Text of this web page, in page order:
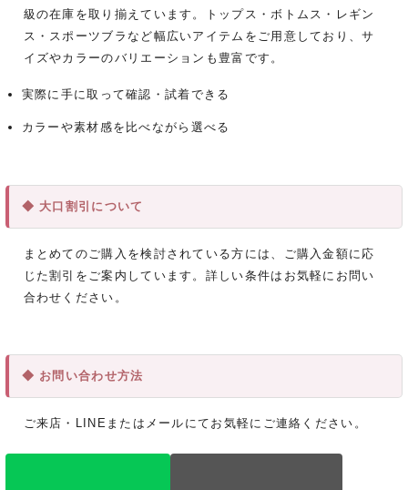
級の在庫を取り揃えています。トップス・ボトムス・レギン
ス・スポーツブラなど幅広いアイテムをご用意しており、サ
イズやカラーのバリエーションも豊富です。
実際に手に取って確認・試着できる
カラーや素材感を比べながら選べる
◆ 大口割引について
まとめてのご購入を検討されている方には、ご購入金額に応
じた割引をご案内しています。詳しい条件はお気軽にお問い
合わせください。
◆ お問い合わせ方法
ご来店・LINEまたはメールにてお気軽にご連絡ください。